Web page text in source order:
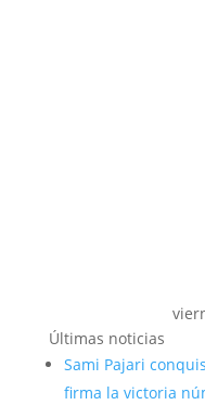
Últimas noticias
Sami Pajari
firma la victoria